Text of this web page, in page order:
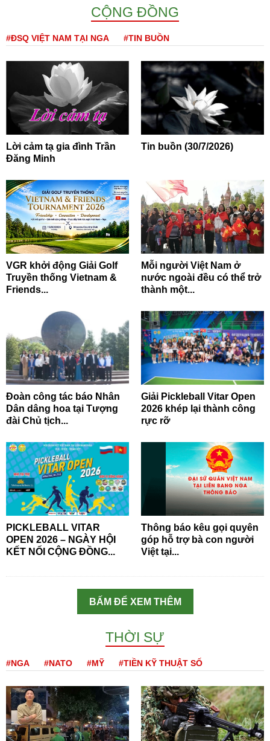
CỘNG ĐỒNG
#ĐSQ VIỆT NAM TẠI NGA #TIN BUỒN
Lời cảm tạ gia đình Trần
Đăng Minh
Tin buồn (30/7/2026)
VGR khởi động Giải Golf
Truyền thống Vietnam &
Friends...
Mỗi người Việt Nam ở
nước ngoài đều có thể trở
thành một...
Đoàn công tác báo Nhân
Dân dâng hoa tại Tượng
đài Chủ tịch...
Giải Pickleball Vitar Open
2026 khép lại thành công
rực rỡ
PICKLEBALL VITAR
OPEN 2026 – NGÀY HỘI
KẾT NỐI CỘNG ĐỒNG...
Thông báo kêu gọi quyên
góp hỗ trợ bà con người
Việt tại...
BẤM ĐỂ XEM THÊM
THỜI SỰ
#NGA #NATO #MỸ #TIỀN KỸ THUẬT SỐ